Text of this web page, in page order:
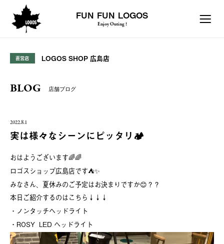
FUN FUN LOGOS
Enjoy Outing !
直営店 LOGOS SHOP 広島店
BLOG 店舗ブログ
2022.8.1
実は様々なシーンにピッタリ🏕
おはようございます🌈🌈
ロゴスショップ広島店です⛺️✨
みなさん、夏休みのご予定はお決まりですか😊？？
本日ご紹介するのはこちら↓↓↓
・ノンタッチヘッドライト
・ROSY LED ヘッドライト